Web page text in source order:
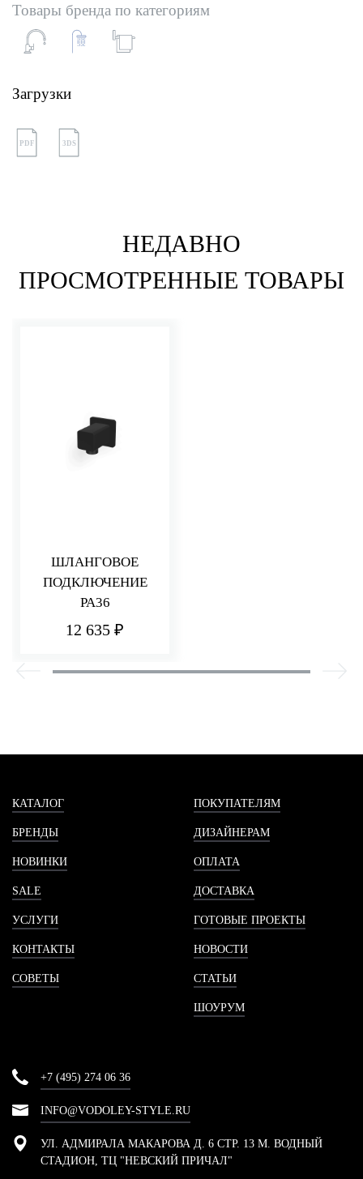
Товары бренда по категориям
Загрузки
PDF 3DS
НЕДАВНО
ПРОСМОТРЕННЫЕ ТОВАРЫ
ШЛАНГОВОЕ
ПОДКЛЮЧЕНИЕ
PA36
12 635 ₽
КАТАЛОГ
БРЕНДЫ
НОВИНКИ
SALE
УСЛУГИ
КОНТАКТЫ
СОВЕТЫ
ПОКУПАТЕЛЯМ
ДИЗАЙНЕРАМ
ОПЛАТА
ДОСТАВКА
ГОТОВЫЕ ПРОЕКТЫ
НОВОСТИ
СТАТЬИ
ШОУРУМ
+7 (495) 274 06 36
INFO@VODOLEY-STYLE.RU
УЛ. АДМИРАЛА МАКАРОВА Д. 6 СТР. 13 М. ВОДНЫЙ
СТАДИОН, ТЦ "НЕВСКИЙ ПРИЧАЛ"